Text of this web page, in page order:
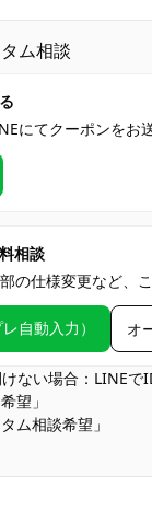
ム相談
にてクーポンをお
相談
の仕様変更など、
自動入力） オ
ない場合：LINEで
望」
ム相談希望」